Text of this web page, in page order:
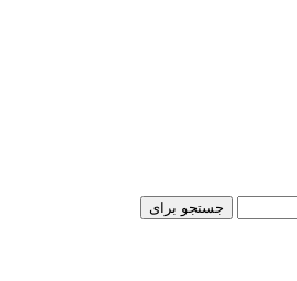
جستجو برای